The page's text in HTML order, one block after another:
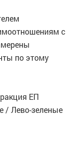
с
по этому
ЕП
/ Лево-зеленые